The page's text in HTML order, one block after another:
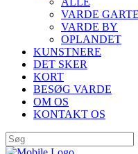
VARDE
VARDE BY
OPLANDET
KUNSTNERE
DET SKER
KORT
BESØG VARDE
OM OS
KONTAKT OS